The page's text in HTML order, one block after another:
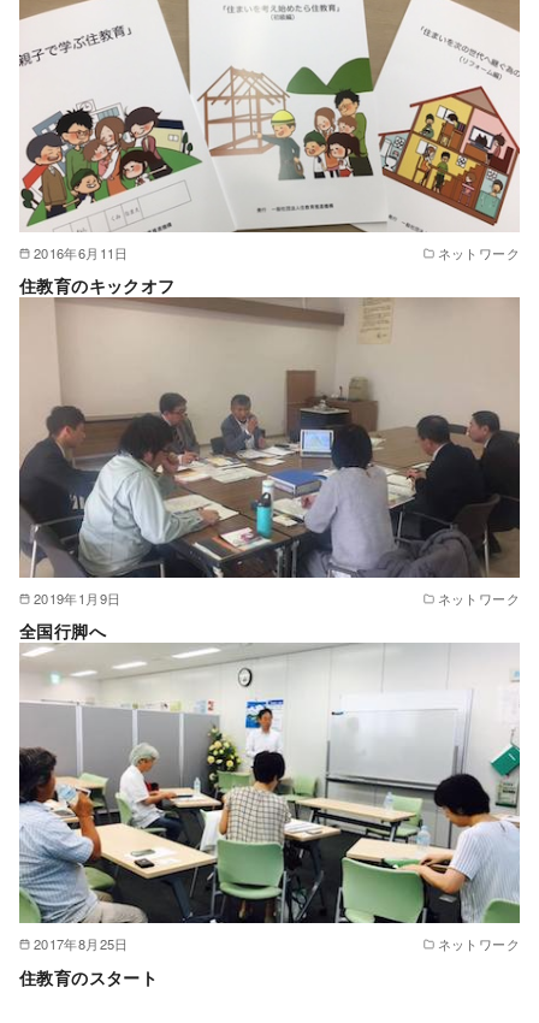
2016年6月11日 ネットワーク
住教育のキックオフ
2019年1月9日 ネットワーク
全国行脚へ
2017年8月25日 ネットワーク
住教育のスタート